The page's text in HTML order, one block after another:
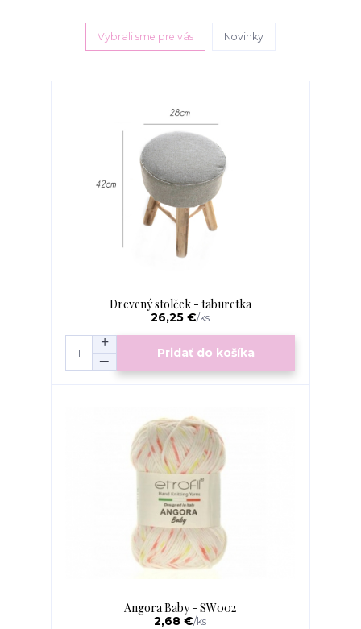
Vybrali sme pre vás Novinky
Drevený stolček - taburetka
26,25 €/ks
Pridať do košíka
Angora Baby - SW002
2,68 €/ks